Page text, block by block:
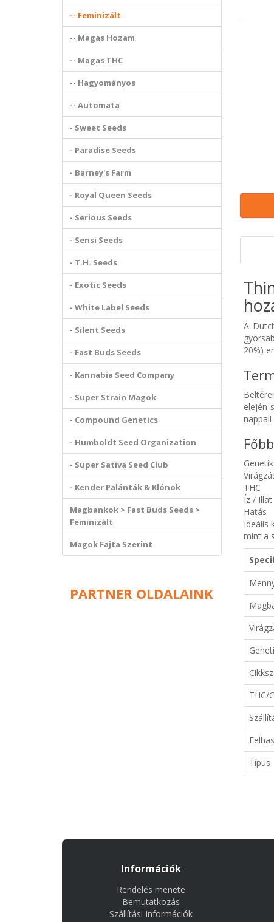
-- Feminizált
-- Magas Hozam
-- Magas THC
-- Hagyományos
-- Automata
- Sweet Seeds
- Paradise Seeds
- Barney's Farm
- Royal Queen Seeds
- Serious Seeds
- Sensi Seeds
- T.H. Seeds
- Exotic Seeds
- White Label Seeds
- Silent Seeds
- Fast Buds Seeds
- Kannabia Seed Company
- Super Strain Magok
- Compound Genetics
- Humboldt Seed Organization
- Super Sativa Seed Club
- Kender Palánták & Klónok
Magbankok > Fast Buds Seeds >
Feminizált
Magok Fajta Szerint
PARTNER OLDALAINK
A
20%)
elején
nappali
THC
Íz / Illat
Hatás
Ideális
mint a
THC/
Típus
Információk
Rendelés menete
Bemutatkozás
Szállítási Információk